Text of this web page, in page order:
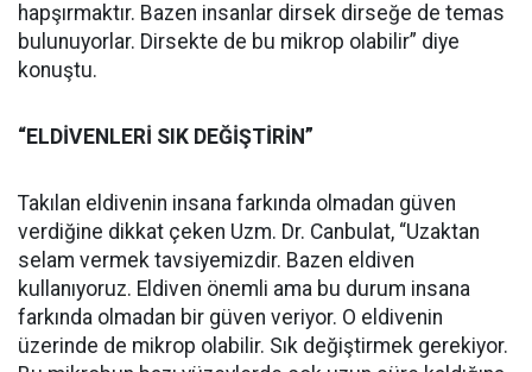
hapşırmaktır. Bazen insanlar dirsek dirseğe de temas
bulunuyorlar. Dirsekte de bu mikrop olabilir” diye
konuştu.
“ELDİVENLERİ SIK DEĞİŞTİRİN”
Takılan eldivenin insana farkında olmadan güven
verdiğine dikkat çeken Uzm. Dr. Canbulat, “Uzaktan
selam vermek tavsiyemizdir. Bazen eldiven
kullanıyoruz. Eldiven önemli ama bu durum insana
farkında olmadan bir güven veriyor. O eldivenin
üzerinde de mikrop olabilir. Sık değiştirmek gerekiyor.